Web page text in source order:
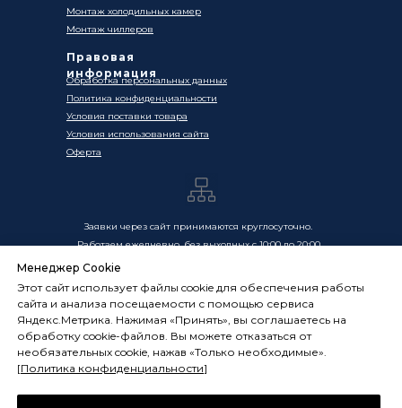
Цены, указанные на сайте, носят информационный
характер и не являются публичной офертой в смысле
ст. 437 ГК РФ. Окончательная стоимость товаров и услуг
определяется индивидуально и фиксируется в
Спецификации. Условия оказания услуг определяются
публичной офертой, размещённой по адресу:
Заявки через сайт принимаются круглосуточно.
Работаем ежедневно, без выходных с 10:00 до 20:00
Обработка персональных данных
Политика конфиденциальности
Условия поставки товара
Оферта
Условия использования сайта
Правовая
информация
Монтаж чиллеров
Монтаж холодильных камер
Менеджер Cookie
Этот сайт использует файлы cookie для обеспечения работы
сайта и анализа посещаемости с помощью сервиса
Яндекс.Метрика. Нажимая «Принять», вы соглашаетесь на
обработку cookie-файлов. Вы можете отказаться от
необязательных cookie, нажав «Только необходимые».
[Политика конфиденциальности]